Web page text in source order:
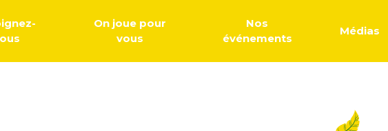
On joue pour
vous
Nos
événements
Médias